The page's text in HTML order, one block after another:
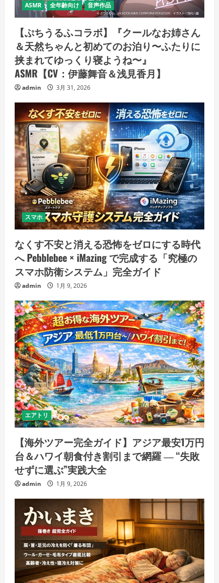
ASMR
全年齢向け 音声作品
【ぷちうるふコラボ】『クールなお姉さん
＆天然ちゃんと初めてのお泊り〜ふたりに
挟まれてゆっくり寝ようね〜』
ASMR【CV：伊藤舞音＆浅見香月】
admin 3月 31, 2026
スマホ
なくす不安と消える恐怖をゼロにする時代
へ Pebblebee × iMazing で完成する「究極の
スマホ防衛システム」完全ガイド
admin 1月 9, 2026
エアトリ
【海外ツアー完全ガイド】アジア最安1万円
台＆ハワイ朝食付き割引まで網羅 ― “失敗
せずに選ぶ”実践大全
admin 1月 9, 2026